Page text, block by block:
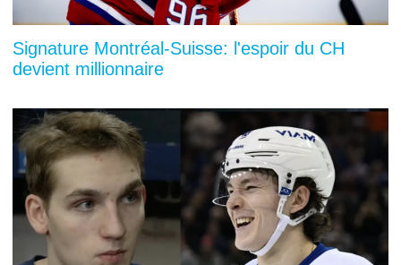
Signature Montréal-Suisse: l'espoir du CH
devient millionnaire